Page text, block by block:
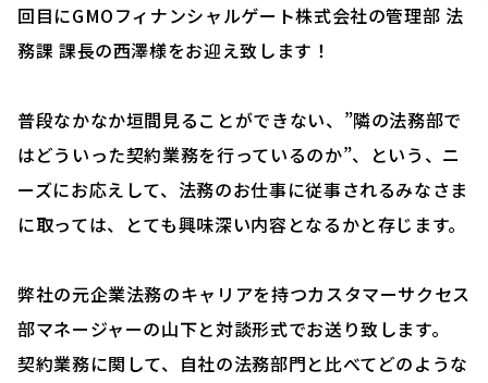
回目にGMOフィナンシャルゲート株式会社の管理部 法
務課 課長の西澤様をお迎え致します！
普段なかなか垣間見ることができない、”隣の法務部で
はどういった契約業務を行っているのか”、という、ニ
ーズにお応えして、法務のお仕事に従事されるみなさま
に取っては、とても興味深い内容となるかと存じます。
弊社の元企業法務のキャリアを持つカスタマーサクセス
部マネージャーの山下と対談形式でお送り致します。
契約業務に関して、自社の法務部門と比べてどのような